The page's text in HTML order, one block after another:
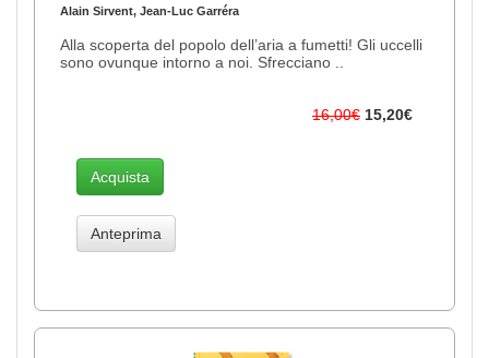
Alain Sirvent, Jean-Luc Garréra
Alla scoperta del popolo dell’aria a fumetti! Gli uccelli
sono ovunque intorno a noi. Sfrecciano ..
16,00€ 15,20€
Acquista
Anteprima